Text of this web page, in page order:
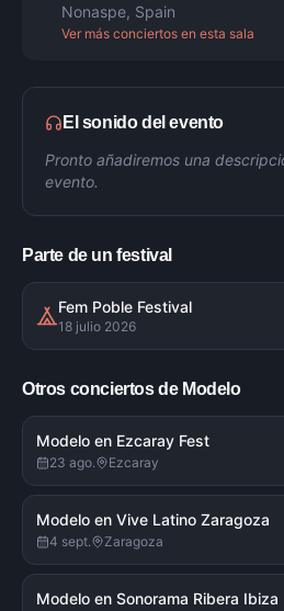
Nonaspe, Spain
Ver más conciertos en esta sala
El sonido del evento
Pronto añadiremos una
evento.
Parte de un festival
Fem Poble Festival
18 julio 2026
Otros conciertos de Modelo
Modelo en Ezcaray Fest
23 ago. Ezcaray
Modelo en Vive Latino Zaragoza
4 sept. Zaragoza
Modelo en Sonorama Ribera Ibiza